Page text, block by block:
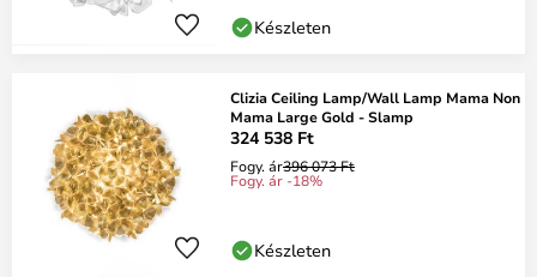
Készleten
Clizia Ceiling Lamp/Wall Lamp Mama Non
Mama Large Gold - Slamp
324 538 Ft
Fogy. ár396 073 Ft
Fogy. ár -18%
Készleten